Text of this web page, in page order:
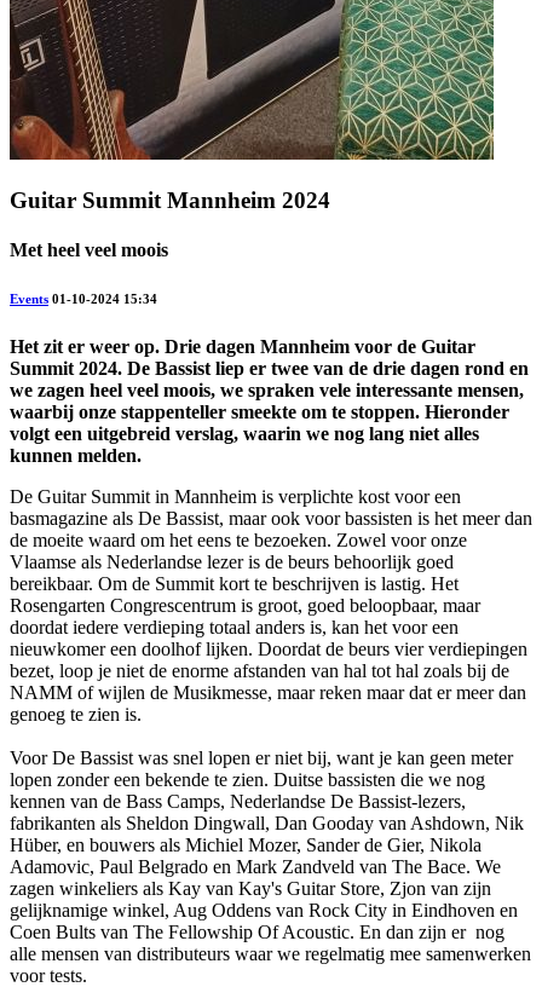
Guitar Summit Mannheim 2024
Met heel veel moois
Events 01-10-2024 15:34
Het zit er weer op. Drie dagen Mannheim voor de Guitar
Summit 2024. De Bassist liep er twee van de drie dagen rond en
we zagen heel veel moois, we spraken vele interessante mensen,
waarbij onze stappenteller smeekte om te stoppen. Hieronder
volgt een uitgebreid verslag, waarin we nog lang niet alles
kunnen melden.
De Guitar Summit in Mannheim is verplichte kost voor een
basmagazine als De Bassist, maar ook voor bassisten is het meer dan
de moeite waard om het eens te bezoeken. Zowel voor onze
Vlaamse als Nederlandse lezer is de beurs behoorlijk goed
bereikbaar. Om de Summit kort te beschrijven is lastig. Het
Rosengarten Congrescentrum is groot, goed beloopbaar, maar
doordat iedere verdieping totaal anders is, kan het voor een
nieuwkomer een doolhof lijken. Doordat de beurs vier verdiepingen
bezet, loop je niet de enorme afstanden van hal tot hal zoals bij de
NAMM of wijlen de Musikmesse, maar reken maar dat er meer dan
genoeg te zien is.
Voor De Bassist was snel lopen er niet bij, want je kan geen meter
lopen zonder een bekende te zien. Duitse bassisten die we nog
kennen van de Bass Camps, Nederlandse De Bassist-lezers,
fabrikanten als Sheldon Dingwall, Dan Gooday van Ashdown, Nik
Hüber, en bouwers als Michiel Mozer, Sander de Gier, Nikola
Adamovic, Paul Belgrado en Mark Zandveld van The Bace. We
zagen winkeliers als Kay van Kay's Guitar Store, Zjon van zijn
gelijknamige winkel, Aug Oddens van Rock City in Eindhoven en
Coen Bults van The Fellowship Of Acoustic. En dan zijn er nog
alle mensen van distributeurs waar we regelmatig mee samenwerken
voor tests.